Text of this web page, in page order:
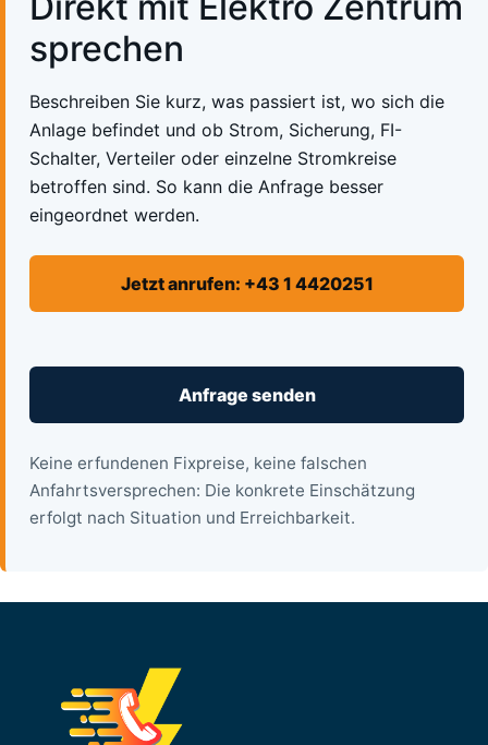
sprechen
Beschreiben Sie kurz, was passiert ist, wo sich die
Anlage befindet und ob Strom, Sicherung, FI-
Schalter, Verteiler oder einzelne Stromkreise
betroffen sind. So kann die Anfrage besser
eingeordnet werden.
Jetzt anrufen: +43 1 4420251
Anfrage senden
Keine erfundenen Fixpreise, keine falschen
Anfahrtsversprechen: Die konkrete Einschätzung
erfolgt nach Situation und Erreichbarkeit.